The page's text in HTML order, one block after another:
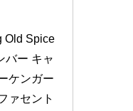
Old Spice
バー キャ
ケンガー
ァセント